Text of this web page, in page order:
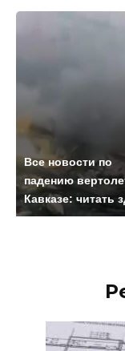
Все новости по
падению
Кавказе: читать